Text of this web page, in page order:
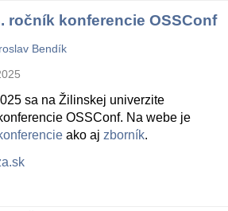
ročník konferencie OSSConf
Bendík
sa na Žilinskej univerzite
OSSConf. Na webe je
ako aj zborník.